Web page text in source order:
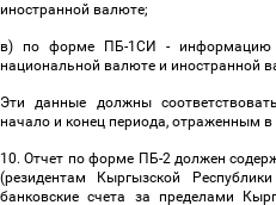
иностранной валюте;
в) по форме ПБ-1СИ - информацию
национальной валюте и иностранной
Эти данные должны
начало и конец периода, отраженным
10. Отчет по форме ПБ-2 должен
(резидентам Кыргызской
банковские счета за пределами